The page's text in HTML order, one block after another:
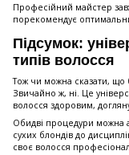
Професійний майстер
порекомендує
Підсумок:
типів волосся
Тож чи можна сказати,
Звичайно ж, ні. Це
волосся здоровим,
Обидві процедури можна
сухих блондів до
своє волосся